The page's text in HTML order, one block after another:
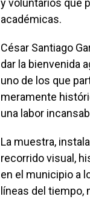
y voluntarios que
académicas.
César Santiago
dar la bienvenida
uno de los que
meramente
una labor
La muestra,
recorrido visual,
en el municipio a
líneas del